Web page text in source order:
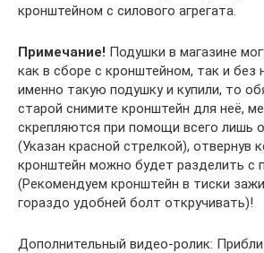
кронштейном с силового агрегата.
Примечание! Подушки в магазине
как в сборе с кронштейном, так и без
именно такую подушку и купили, то
старой снимите кронштейн для неё,
скрепляются при помощи всего лишь
(Указан красной стрелкой), отвернув
кронштейн можно будет разделить с
(Рекомендуем кронштейн в тиски
гораздо удобней болт откручивать)!
Дополнительный видео-ролик: